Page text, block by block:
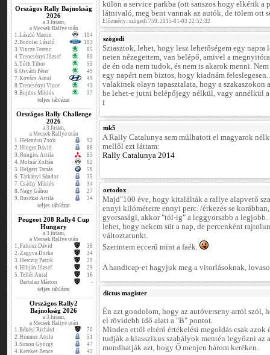
Országos Rally Bajnokság
2026
a 3.futam,
a Mecsek Rallye után
1.László Martin
104
2.Bodolai László
103
3.Vincze Ferenc
85
4.Trencsényi József
80
5.Tóth Tibor
55
6.Osváth Péter
49
7.Kovács Antal
49
8.Trencsényi Vince
43
9.Bujdos Miklós 37
teljes táblázat
Országos Rally Challenge
2026
a 3.futam,
a Mecsek Rallye után
1. Helembai Zsolt
92
2. Hinger Dávid
88
3. Rongits Attila
85
4. Molnár Zoltán
62
5. Helgert Tamás
58
6. Tárkányi Sándor
35
7. Csáthy Miklós
34
8. Nagy Gábor
27
9. Ruszkai Attila 24
teljes táblázat
Peugeot 208 Rally4 Cup
Hungary
a 3.futam,
a Mecsek Rallye után
1. Faltusz Dávid
38
2. Zagyva Dorka
34
3. Herczig Patrik
29
4. Hibján József
29
5. Tellér Antal
16
Bertalan Márton
-
teljes táblázat
Országos Rally2
Bajnokság 2026
a 3.futam,
a Mecsek Rallye után
1.Békési Richárd
70
2.Himmer Attila
51
3.Simon György
47
4.Kerekes Bence
42
külön a service parkba (ott sanszos hogy elkérik a
látnivaló, meg bent vannak az autók, de tölem ott
Előzmény: szögedi 759. 2015-01-03 22:52:32
szögedi
Sziasztok, lehet, hogy lesz lehetőségem egy
neten nézegettem, van belépő, amivel a
de én oda nem tudok, és nem is akarok menni.
egy napért nem biztos, hogy kiadnám
valakinek olayn tapasztalata, hogy a
be lehet-e jutni belépőjegy nélkül, vagy annélkül
i
mk5
A Rally Catalunya sem múlhatott el magyarok
mellől ezt láttam:
Rally Catalunya 2014
ortodox
Majd"100 éve, hogy kitalálták a rallye alapvető
ennyi kilóméterre ennyi perc. /érkezés se
gyorsasági, akkor "tól-ig" a leggyorsabb a legjobb.
lehet, hogy nekem süt a nap, de percenként
változtatunkt.
Szerintem eccerű mint a faék.
A handicap-et hagyjuk meg a vitorlásoknak,
dictus magister
Én azt gondolom, hogy az autóverseny arról
el rövidebb idő alatt a "B" pontot.
Minden ettől eltérő értékelési megoldás csak azok
tudják a klasszikus szabályok mentén legyőzni az
mondhatják azt, hogy Ő menjen három keréken.